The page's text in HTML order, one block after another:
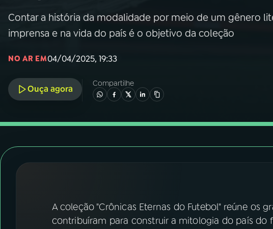
04 PROGRAMAS
05 PODCASTS
06VIDEOCASTS
07ÚLTIMAS
YouTube Facebook
Contar a história da modalidade por meio de um gênero
imprensa e na vida do país é o objetivo da coleção
NO AR EM04/04/2025, 19:33
Ouça agora
Compartilhe
A coleção "Crônicas Eternas do Futebol" reúne os
contribuíram para construir a mitologia do país do